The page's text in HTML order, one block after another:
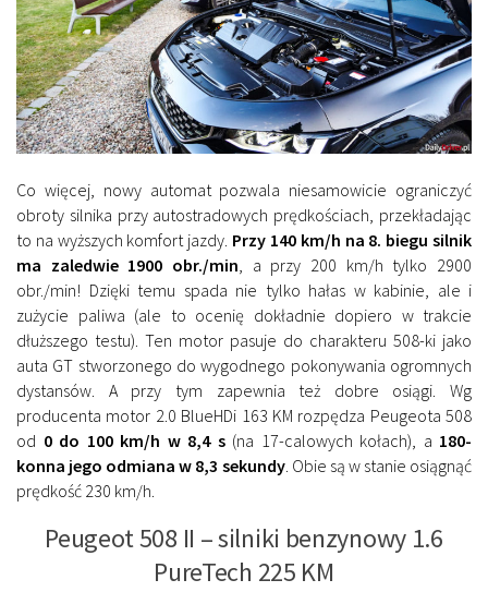
Co więcej, nowy automat pozwala niesamowicie ograniczyć
obroty silnika przy autostradowych prędkościach, przekładając
to na wyższych komfort jazdy. Przy 140 km/h na 8. biegu silnik
ma zaledwie 1900 obr./min , a przy 200 km/h tylko 2900
obr./min! Dzięki temu spada nie tylko hałas w kabinie, ale i
zużycie paliwa (ale to ocenię dokładnie dopiero w trakcie
dłuższego testu). Ten motor pasuje do charakteru 508-ki jako
auta GT stworzonego do wygodnego pokonywania ogromnych
dystansów. A przy tym zapewnia też dobre osiągi. Wg
producenta motor 2.0 BlueHDi 163 KM rozpędza Peugeota 508
od 0 do 100 km/h w 8,4 s(na 17-calowych kołach), a 180-
konna jego odmiana w 8,3 sekundy. Obie są w stanie osiągnąć
prędkość 230 km/h.
Peugeot 508 II – silniki benzynowy 1.6
PureTech 225 KM